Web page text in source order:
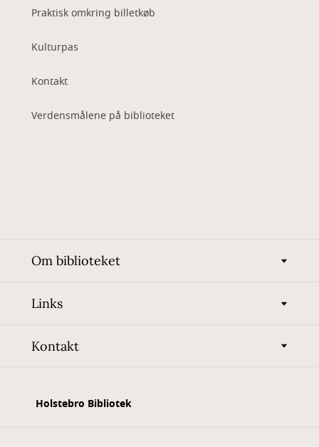
Praktisk omkring billetkøb
Kulturpas
Kontakt
Verdensmålene på biblioteket
Om biblioteket
Links
Kontakt
Holstebro Bibliotek